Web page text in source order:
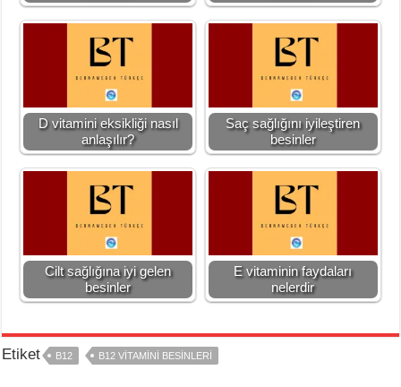
D vitamini eksikliği nasıl
anlaşılır?
Saç sağlığını iyileştiren
besinler
Cilt sağlığına iyi gelen
besinler
E vitaminin faydaları
nelerdir
Etiket B12 B12 VITAMINI BESINLERI